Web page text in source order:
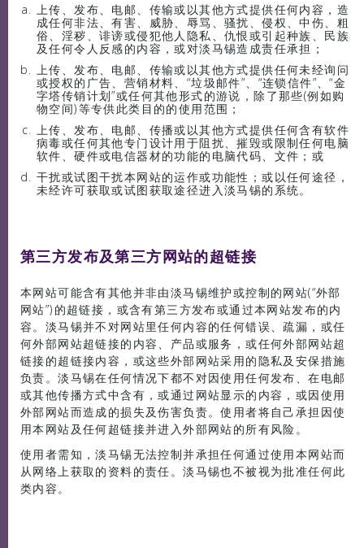
上传、发布、电邮、传输或以其他方式提供任何内容，造
成任何非法、有害、威胁、辱骂、骚扰、侵权、中伤、粗
俗、淫秽、诽谤或侵犯他人隐私、仇恨或引起种族、民族
及任何令人反感的内容，或对淡马锡造成责任承担；
上传、发布、电邮、传输或以其他方式提供任何未经询问
或授权的广告、营销材料、“垃圾邮件”、“连锁信件”、“金
字塔传销计划”或任何其他形式的游说，除了那些(例如购
物空间)等专供此类目的的使用范围；
上传、发布、电邮、传播或以其他方式提供任何含有软件
病毒或任何其他专门设计用于阻扰、摧毁或限制任何电脑
软件、硬件或电信器材的功能的电脑代码、文件；或
干扰或试图干扰本网站的运作或功能性；或以任何途径，
未经许可获取或试图获取途径进入淡马锡的系统。
第三方发布及第三方网站的超链接
本网站可能含有其他并非由淡马锡维护或控制的网站(“外部
网站”)的超链接，或含有第三方发布或通过本网站发布的内
容。淡马锡并不对网站里任何内容的任何错误、疏漏，或任
何外部网站超链接的内容、产品或服务，或任何外部网站超
链接的超链接内容，或这些外部网站采用的隐私及安保措施
负责。淡马锡在任何情况下都不对因使用任何发布、在电邮
或其他传播方式中含有，或通过网站显示的内容，或因使用
外部网站而造成的损失及伤害负责。使用者将自己承担因使
用本网站及任何超链接并进入外部网站的所有风险。
使用者需知，淡马锡无法控制并承担任何通过使用本网站而
从网络上获取的资料的责任。淡马锡也不被视为批准任何此
类内容。